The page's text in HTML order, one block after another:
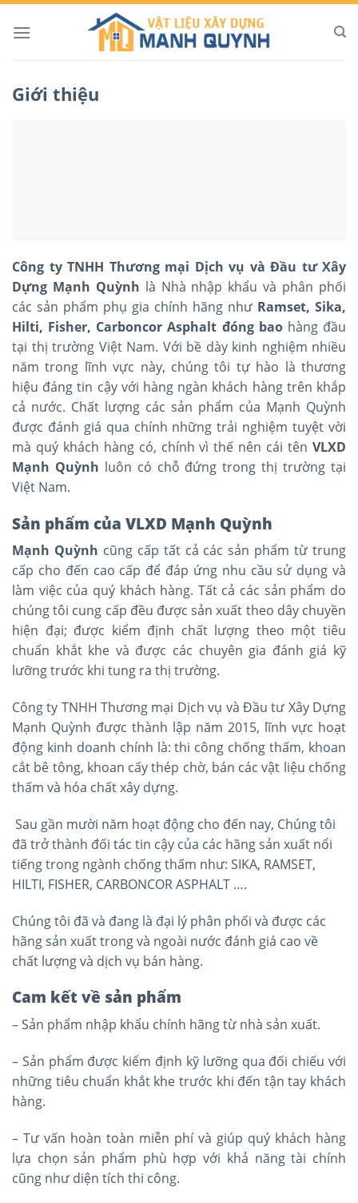
Skip
Giới thiệu
Công ty TNHH Thương mại Dịch vụ và Đầu tư Xây
Dựng Mạnh Quỳnh là Nhà nhập khẩu và phân phối
các sản phẩm phụ gia chính hãng như Ramset, Sika,
Hilti, Fisher, Carboncor Asphalt đóng bao hàng đầu
tại thị trường Việt Nam. Với bề dày kinh nghiệm nhiều
năm trong lĩnh vực này, chúng tôi tự hào là thương
hiệu đáng tin cậy với hàng ngàn khách hàng trên khắp
cả nước. Chất lượng các sản phẩm của Mạnh Quỳnh
được đánh giá qua chính những trải nghiệm tuyệt vời
mà quý khách hàng có, chính vì thế nên cái tên VLXD
Mạnh Quỳnh luôn có chỗ đứng trong thị trường tại
Việt Nam.
Sản phẩm của VLXD Mạnh Quỳnh
Mạnh Quỳnh cũng cấp tất cả các sản phẩm từ trung
cấp cho đến cao cấp để đáp ứng nhu cầu sử dụng và
làm việc của quý khách hàng. Tất cả các sản phẩm do
chúng tôi cung cấp đều được sản xuất theo dây chuyền
hiện đại; được kiểm định chất lượng theo một tiêu
chuẩn khắt khe và được các chuyên gia đánh giá kỹ
lưỡng trước khi tung ra thị trường.
Công ty TNHH Thương mại Dịch vụ và Đầu tư Xây Dựng
Mạnh Quỳnh được thành lập năm 2015, lĩnh vực hoạt
động kinh doanh chính là: thi công chống thấm, khoan
cắt bê tông, khoan cấy thép chờ, bán các vật liệu chống
thấm và hóa chất xây dựng.
Sau gần mười năm hoạt động cho đến nay, Chúng tôi
đã trở thành đối tác tin cậy của các hãng sản xuất nổi
tiếng trong ngành chống thấm như: SIKA, RAMSET,
HILTI, FISHER, CARBONCOR ASPHALT ….
Chúng tôi đã và đang là đại lý phân phối và được các
hãng sản xuất trong và ngoài nước đánh giá cao về
chất lượng và dịch vụ bán hàng.
Cam kết về sản phẩm
– Sản phẩm nhập khẩu chính hãng từ nhà sản xuất.
– Sản phẩm được kiểm định kỹ lưỡng qua đối chiếu với
những tiêu chuẩn khắt khe trước khi đến tận tay khách
hàng.
– Tư vấn hoàn toàn miễn phí và giúp quý khách hàng
lựa chọn sản phẩm phù hợp với khả năng tài chính
cũng như diện tích thi công.